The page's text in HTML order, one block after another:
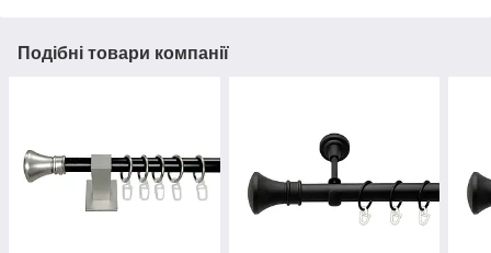
Подібні товари компанії